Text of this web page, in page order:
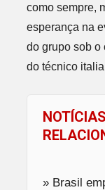
como sempre,
esperança na
do grupo sob o
do técnico
NOTÍCIAS
» Brasil